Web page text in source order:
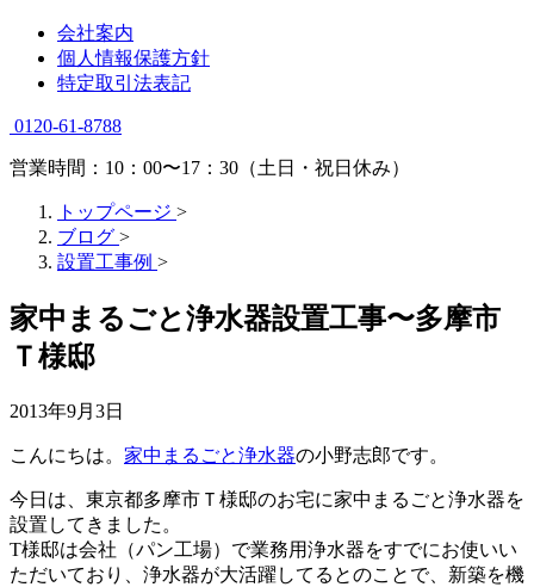
会社案内
個人情報保護方針
特定取引法表記
0120-61-8788
営業時間：10：00〜17：30（土日・祝日休み）
トップページ >
ブログ >
設置工事例 >
家中まるごと浄水器設置工事〜多摩市
Ｔ様邸
2013年9月3日
こんにちは。 家中まるごと浄水器の小野志郎です。
今日は、東京都多摩市Ｔ様邸のお宅に家中まるごと浄水器を
設置してきました。
T様邸は会社（パン工場）で業務用浄水器をすでにお使いい
ただいており、浄水器が大活躍してるとのことで、新築を機